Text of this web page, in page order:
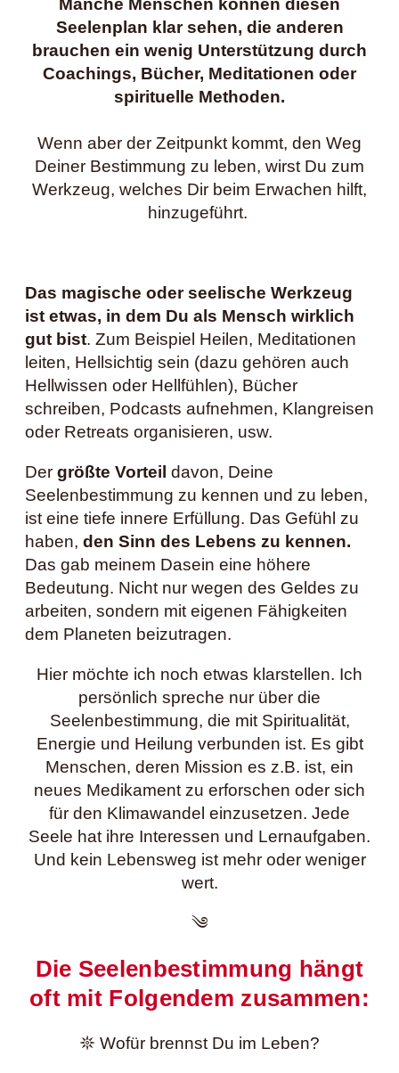
Seelenplan klar sehen, die anderen
brauchen ein wenig Unterstützung durch
Coachings, Bücher, Meditationen oder
spirituelle Methoden.
Wenn aber der Zeitpunkt kommt, den Weg
Deiner Bestimmung zu leben, wirst Du zum
Werkzeug, welches Dir beim Erwachen hilft,
hinzugeführt.
Das magische oder seelische Werkzeug
ist etwas, in dem Du als Mensch wirklich
gut bist. Zum Beispiel Heilen, Meditationen
leiten, Hellsichtig sein (dazu gehören auch
Hellwissen oder Hellfühlen), Bücher
schreiben, Podcasts aufnehmen, Klangreisen
oder Retreats organisieren, usw.
Der größte Vorteil davon, Deine
Seelenbestimmung zu kennen und zu leben,
ist eine tiefe innere Erfüllung. Das Gefühl zu
haben, den Sinn des Lebens zu kennen.
Das gab meinem Dasein eine höhere
Bedeutung. Nicht nur wegen des Geldes zu
arbeiten, sondern mit eigenen Fähigkeiten
dem Planeten beizutragen.
Hier möchte ich noch etwas klarstellen. Ich
persönlich spreche nur über die
Seelenbestimmung, die mit Spiritualität,
Energie und Heilung verbunden ist. Es gibt
Menschen, deren Mission es z.B. ist, ein
neues Medikament zu erforschen oder sich
für den Klimawandel einzusetzen. Jede
Seele hat ihre Interessen und Lernaufgaben.
Und kein Lebensweg ist mehr oder weniger
wert.
༄
Die Seelenbestimmung hängt
oft mit Folgendem zusammen:
𖤓 Wofür brennst Du im Leben?